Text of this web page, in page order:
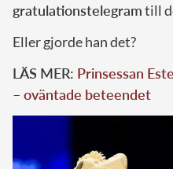
gratulationstelegramtill
Eller gjorde han det?
LÄS MER: Prinsessan
– oväntade beteendet